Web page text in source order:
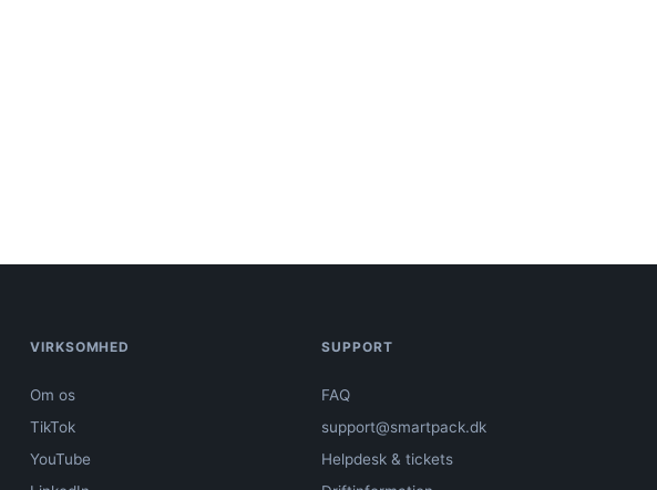
VIRKSOMHED
Om os
TikTok
YouTube
SUPPORT
FAQ
support@smartpack.dk
Helpdesk & tickets